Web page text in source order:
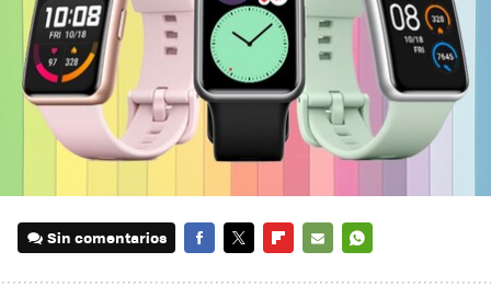
Sin comentarios